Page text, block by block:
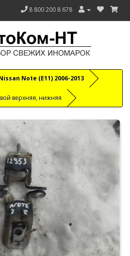
8 800 200 8 678
Note (E11) 2006-2013
верхняя, нижняя